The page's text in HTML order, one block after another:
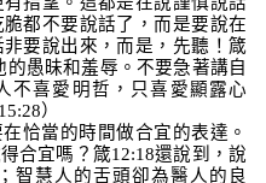
都不要說話了，而是要說在
要說出來，而是，先聽！箴
的愚昧和羞辱 。不要急著講自
不喜愛明哲，只喜愛顯露心
15:28）
恰當的時間做合宜的表達。
合宜嗎？箴12:18還說到， 說
智慧人的舌頭卻為醫人的良